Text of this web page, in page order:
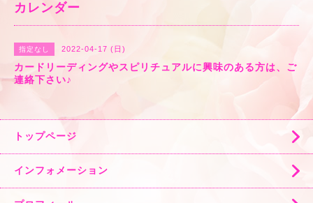
カレンダー
指定なし 2022-04-17 (日)
カードリーディングやスピリチュアルに興味のある方は、ご
連絡下さい♪
トップページ
インフォメーション